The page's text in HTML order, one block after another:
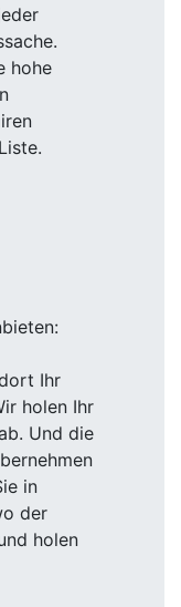
hohe
Ihr
holen Ihr
Und die
in
der
holen